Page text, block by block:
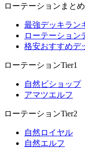
ローテーションまとめ
最強デッキラン
ローテーション
格安おすすめデ
ローテーションTier1
自然ビショップ
アマツエルフ
ローテーションTier2
自然ロイヤル
自然エルフ